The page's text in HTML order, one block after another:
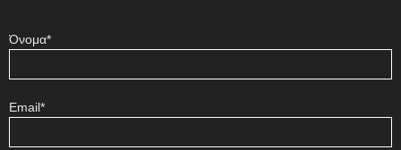
Όνομα*
Email*